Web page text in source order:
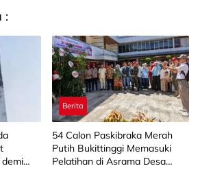
:
Berita
‎54 Calon Paskibraka Merah
Putih Bukittinggi Memasuki
Pelatihan di Asrama Desa